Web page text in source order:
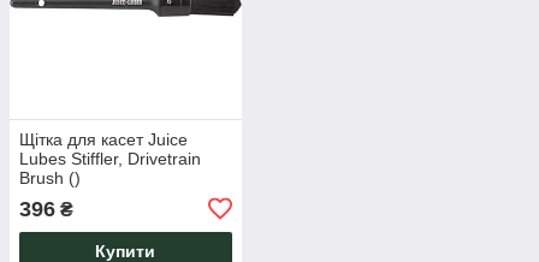
Щітка для касет Juice
Lubes Stiffler, Drivetrain
Brush ()
396 ₴
Купити